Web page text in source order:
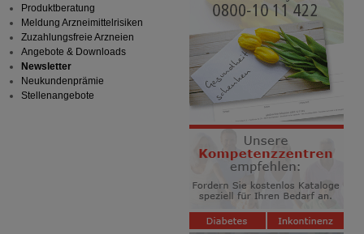
Produktberatung
Meldung Arzneimittelrisiken
Zuzahlungsfreie Arzneien
Angebote & Downloads
Newsletter
Neukundenprämie
Stellenangebote